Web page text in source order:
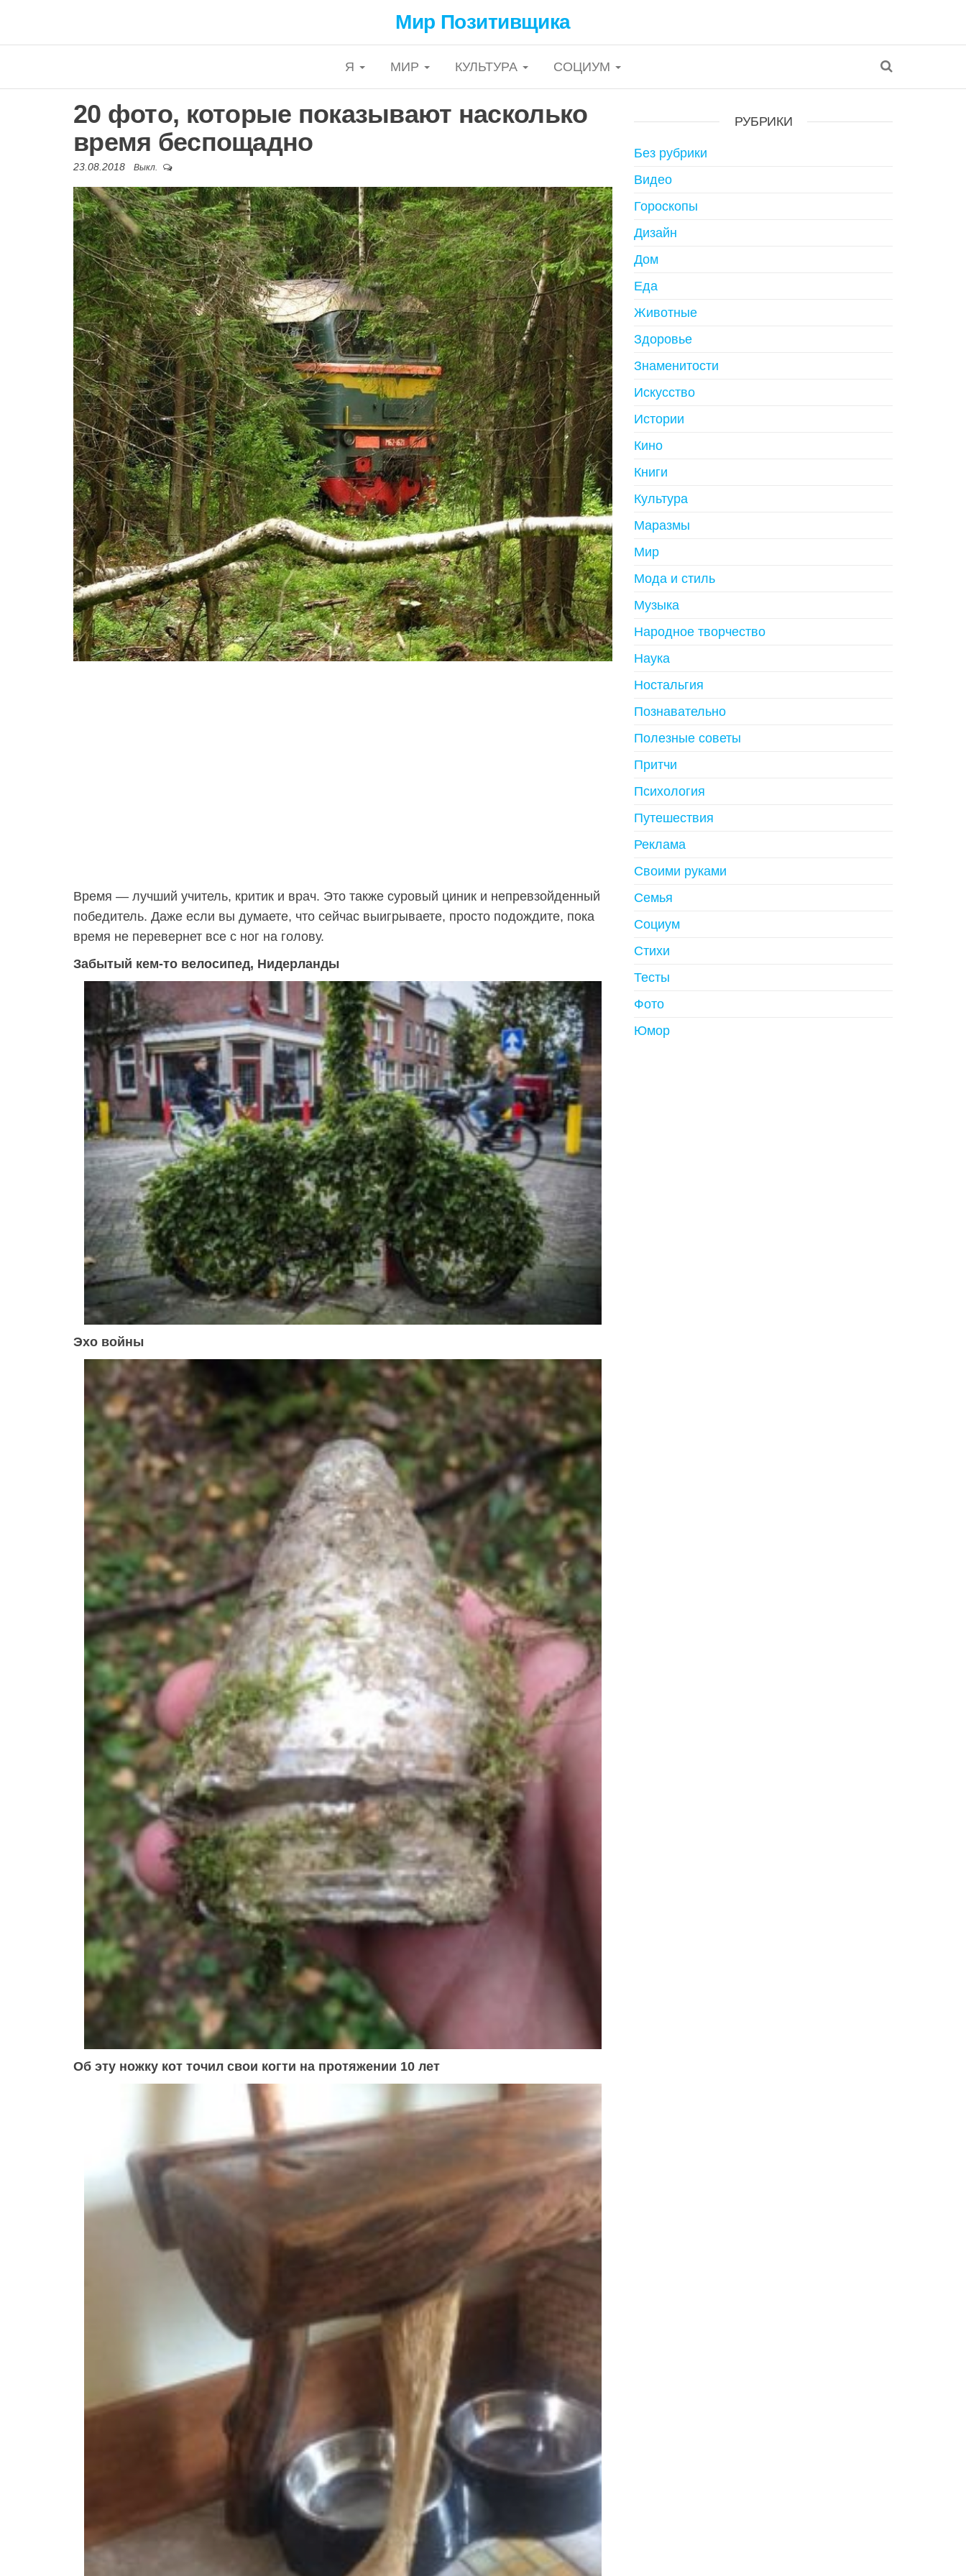
Мир Позитивщика
Я МИР КУЛЬТУРА СОЦИУМ
20 фото, которые показывают насколько
время беспощадно
23.08.2018 Выкл.
Время — лучший учитель, критик и врач. Это также суровый циник и непревзойденный
победитель. Даже если вы думаете, что сейчас выигрываете, просто подождите, пока
время не перевернет все с ног на голову.
Забытый кем-то велосипед, Нидерланды
Эхо войны
Об эту ножку кот точил свои когти на протяжении 10 лет
РУБРИКИ
Без рубрики
Видео
Гороскопы
Дизайн
Дом
Еда
Животные
Здоровье
Знаменитости
Искусство
Истории
Кино
Книги
Культура
Маразмы
Мир
Мода и стиль
Музыка
Народное творчество
Наука
Ностальгия
Познавательно
Полезные советы
Притчи
Психология
Путешествия
Реклама
Своими руками
Семья
Социум
Стихи
Тесты
Фото
Юмор